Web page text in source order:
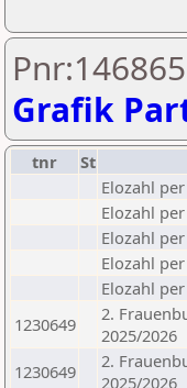
Grafik
tnr St
Elozahl
Elozahl
Elozahl
Elozahl
Elozahl
1230649
2.
2025/2026
1230649
2.
2025/2026